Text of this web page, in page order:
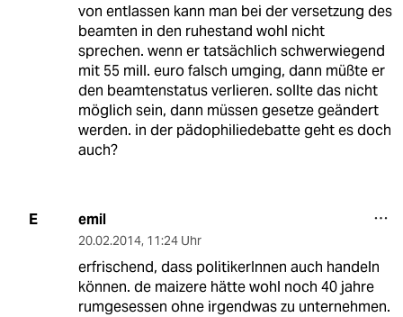
von entlassen kann man bei der versetzung des
beamten in den ruhestand wohl nicht
sprechen. wenn er tatsächlich schwerwiegend
mit 55 mill. euro falsch umging, dann müßte er
den beamtenstatus verlieren. sollte das nicht
möglich sein, dann müssen gesetze geändert
werden. in der pädophiliedebatte geht es doch
auch?
E emil
20.02.2014, 11:24 Uhr
erfrischend, dass politikerInnen auch handeln
können. de maizere hätte wohl noch 40 jahre
rumgesessen ohne irgendwas zu unternehmen.